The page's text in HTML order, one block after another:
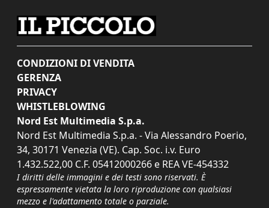
CONDIZIONI DI VENDITA
GERENZA
PRIVACY
WHISTLEBLOWING
Nord Est Multimedia S.p.a.
Nord Est Multimedia S.p.a. - Via Alessandro Poerio,
34, 30171 Venezia (VE). Cap. Soc. i.v. Euro
1.432.522,00 C.F. 05412000266 e REA VE-454332
I diritti delle immagini e dei testi sono riservati. È
espressamente vietata la loro riproduzione con qualsiasi
mezzo e l'adattamento totale o parziale.